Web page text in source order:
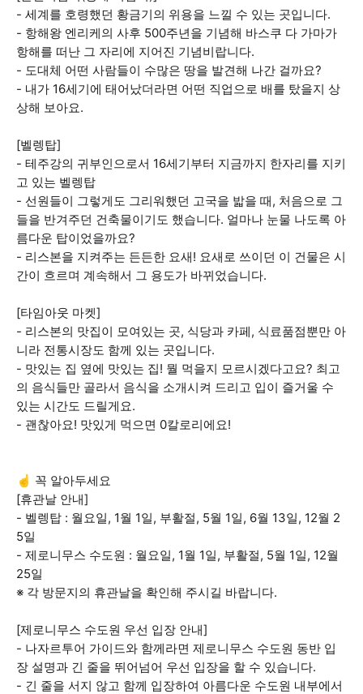
- 세계를 호령했던 황금기의 위용을 느낄 수 있는 곳입니다.
- 항해왕 엔리케의 사후 500주년을 기념해 바스쿠 다 가마가
항해를 떠난 그 자리에 지어진 기념비랍니다.
- 도대체 어떤 사람들이 수많은 땅을 발견해 나간 걸까요?
- 내가 16세기에 태어났더라면 어떤 직업으로 배를 탔을지 상
상해 보아요.
[벨렝탑]
- 테주강의 귀부인으로서 16세기부터 지금까지 한자리를 지키
고 있는 벨렝탑
- 선원들이 그렇게도 그리워했던 고국을 밟을 때, 처음으로 그
들을 반겨주던 건축물이기도 했습니다. 얼마나 눈물 나도록 아
름다운 탑이었을까요?
- 리스본을 지켜주는 든든한 요새! 요새로 쓰이던 이 건물은 시
간이 흐르며 계속해서 그 용도가 바뀌었습니다.
[타임아웃 마켓]
- 리스본의 맛집이 모여있는 곳, 식당과 카페, 식료품점뿐만 아
니라 전통시장도 함께 있는 곳입니다.
- 맛있는 집 옆에 맛있는 집! 뭘 먹을지 모르시겠다고요? 최고
의 음식들만 골라서 음식을 소개시켜 드리고 입이 즐거울 수
있는 시간도 드릴게요.
- 괜찮아요! 맛있게 먹으면 0칼로리에요!
☝️ 꼭 알아두세요
[휴관날 안내]
- 벨렝탑 : 월요일, 1월 1일, 부활절, 5월 1일, 6월 13일, 12월 2
5일
- 제로니무스 수도원 : 월요일, 1월 1일, 부활절, 5월 1일, 12월
25일
※ 각 방문지의 휴관날을 확인해 주시길 바랍니다.
[제로니무스 수도원 우선 입장 안내]
- 나자르투어 가이드와 함께라면 제로니무스 수도원 동반 입
장 설명과 긴 줄을 뛰어넘어 우선 입장을 할 수 있습니다.
- 긴 줄을 서지 않고 함께 입장하여 아름다운 수도원 내부에서